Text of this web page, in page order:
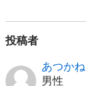
投稿者
あつかね
男性